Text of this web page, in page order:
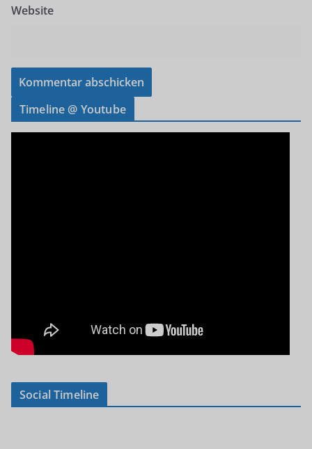
Website
Timeline @ Youtube
Social Timeline